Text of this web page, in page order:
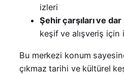
izleri
Şehir çarşıları ve
keşif ve alışveriş için
Bu merkezi konum
çıkmaz tarihi ve kültürel